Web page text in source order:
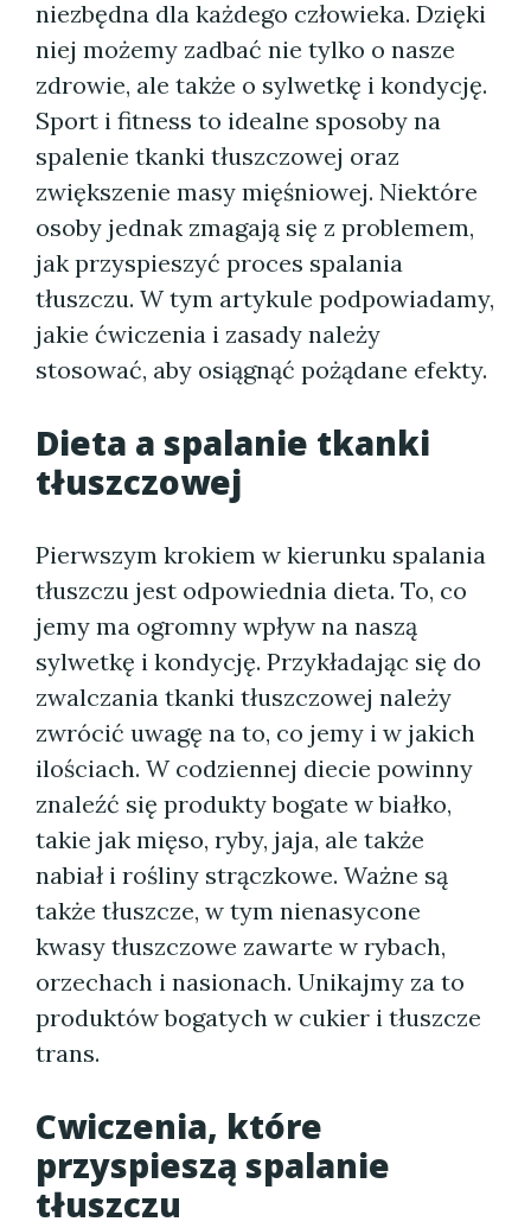
niezbędna dla każdego człowieka. Dzięki
niej możemy zadbać nie tylko o nasze
zdrowie, ale także o sylwetkę i kondycję.
Sport i fitness to idealne sposoby na
spalenie tkanki tłuszczowej oraz
zwiększenie masy mięśniowej. Niektóre
osoby jednak zmagają się z problemem,
jak przyspieszyć proces spalania
tłuszczu. W tym artykule podpowiadamy,
jakie ćwiczenia i zasady należy
stosować, aby osiągnąć pożądane efekty.
Dieta a spalanie tkanki
tłuszczowej
Pierwszym krokiem w kierunku spalania
tłuszczu jest odpowiednia dieta. To, co
jemy ma ogromny wpływ na naszą
sylwetkę i kondycję. Przykładając się do
zwalczania tkanki tłuszczowej należy
zwrócić uwagę na to, co jemy i w jakich
ilościach. W codziennej diecie powinny
znaleźć się produkty bogate w białko,
takie jak mięso, ryby, jaja, ale także
nabiał i rośliny strączkowe. Ważne są
także tłuszcze, w tym nienasycone
kwasy tłuszczowe zawarte w rybach,
orzechach i nasionach. Unikajmy za to
produktów bogatych w cukier i tłuszcze
trans.
Cwiczenia, które
przyspieszą spalanie
tłuszczu